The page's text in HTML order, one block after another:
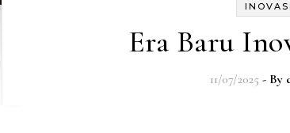
INOVASI
Era Baru
11/07/2025 - By